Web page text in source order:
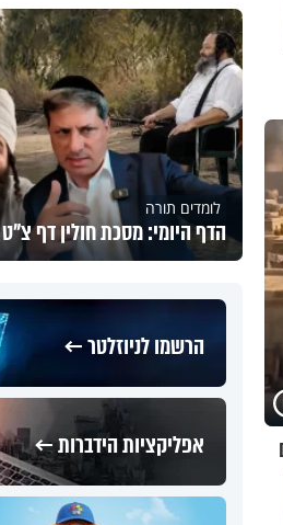
לומדים תורה
הדף היומי: מסכת חולין דף צ"ט
הרשמו לניוזלטר ←
אפליקציות הידברות ←